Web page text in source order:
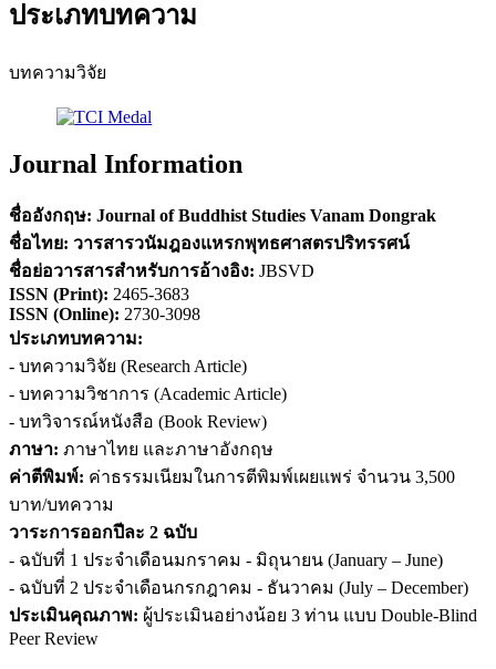
ประเภทบทความ
บทความวิจัย
Journal Information
ชื่ออังกฤษ: Journal of Buddhist Studies Vanam Dongrak
ชื่อไทย: วารสารวนัมฎองแหรกพุทธศาสตรปริทรรศน์
ชื่อย่อวารสารสำหรับการอ้างอิง: JBSVD
ISSN (Print): 2465-3683
ISSN (Online): 2730-3098
ประเภทบทความ:
- บทความวิจัย (Research Article)
- บทความวิชาการ (Academic Article)
- บทวิจารณ์หนังสือ (Book Review)
ภาษา: ภาษาไทย และภาษาอังกฤษ
ค่าตีพิมพ์: ค่าธรรมเนียมในการตีพิมพ์เผยแพร่ จำนวน 3,500
บาท/บทความ
วาระการออกปีละ 2 ฉบับ
- ฉบับที่ 1 ประจำเดือนมกราคม - มิถุนายน (January – June)
- ฉบับที่ 2 ประจำเดือนกรกฎาคม - ธันวาคม (July – December)
ประเมินคุณภาพ: ผู้ประเมินอย่างน้อย 3 ท่าน แบบ Double-Blind
Peer Review